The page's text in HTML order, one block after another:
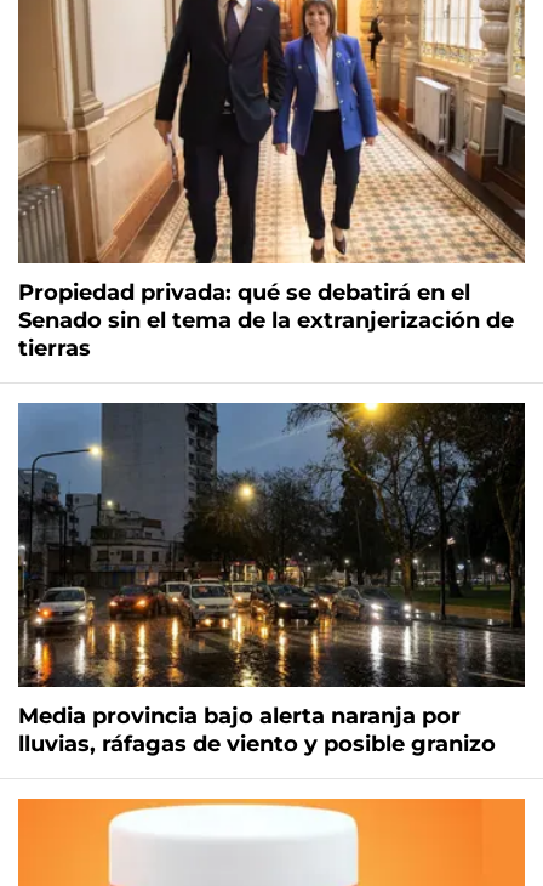
Propiedad privada: qué se debatirá en el
Senado sin el tema de la extranjerización de
tierras
Media provincia bajo alerta naranja por
lluvias, ráfagas de viento y posible granizo